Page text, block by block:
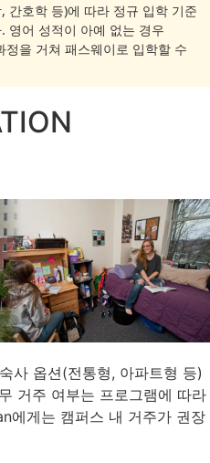
간호학 등)에 따라 정규 입학 기준
영어 성적이 아예 없는 경우
정을 거쳐 패스웨이로 입학할 수
사 옵션(전통형, 아파트형 등)
거주 여부는 프로그램에 따라
에게는 캠퍼스 내 거주가 권장